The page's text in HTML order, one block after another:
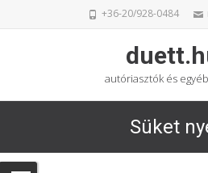
+36-20/928-0484
autóriasztók és
Süket